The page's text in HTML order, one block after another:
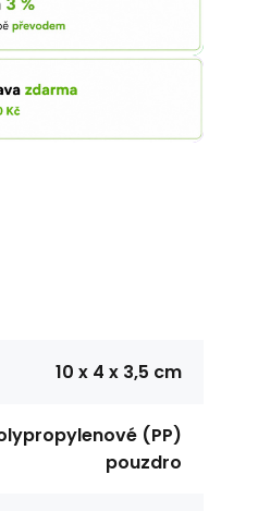
10 x 4 x 3,5 cm
(PP)
pouzdro